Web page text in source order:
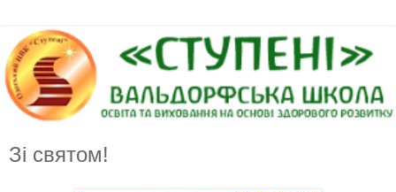
Зі святом!